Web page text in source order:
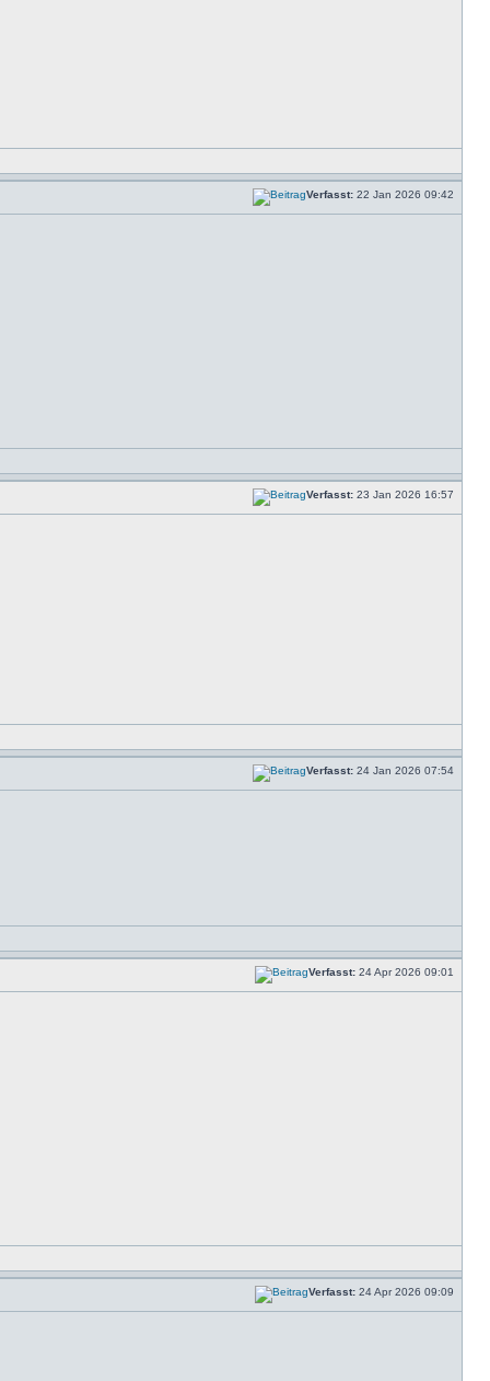
Verfasst: 22 Jan 2026 09:42
Verfasst: 23 Jan 2026 16:57
Verfasst: 24 Jan 2026 07:54
Verfasst: 24 Apr 2026 09:01
Verfasst: 24 Apr 2026 09:09